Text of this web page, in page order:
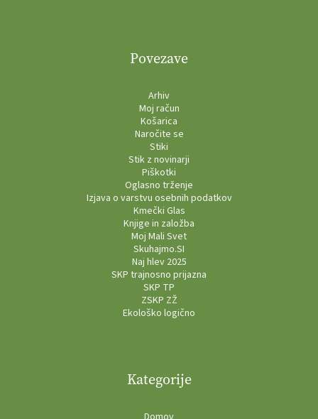
Povezave
Arhiv
Moj račun
Košarica
Naročite se
Stiki
Stik z novinarji
Piškotki
Oglasno trženje
Izjava o varstvu osebnih podatkov
Kmečki Glas
Knjige in založba
Moj Mali Svet
Skuhajmo.SI
Naj hlev 2025
SKP trajnosno prijazna
SKP TP
ZSKP ZŽ
Ekološko logično
Kategorije